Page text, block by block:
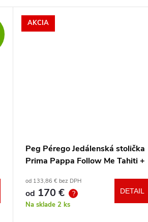
AKCIA
Peg Pérego Jedálenská stolička
Prima Pappa Follow Me Tahiti +
od 133,86 € bez DPH
od 170 € ?
Na sklade 2 ks
DETAIL